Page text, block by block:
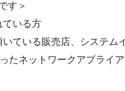
す＞
ている方
ている販売店、システム
たネットワークアプライ